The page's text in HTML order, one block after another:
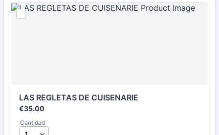
LAS REGLETAS DE CUISENARIE
€35.00
€35.00
Cantidad